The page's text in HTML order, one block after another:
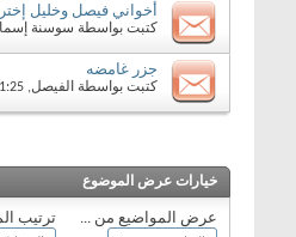
أخواني فيصل وخليل
كتبت بواسطة سوسنة
جزر غامضه
كتبت بواسطة الفيصل‏, 09-24-2011 11:25 AM
خيارات عرض الموضوع
عرض المواضيع من ... ترتيب